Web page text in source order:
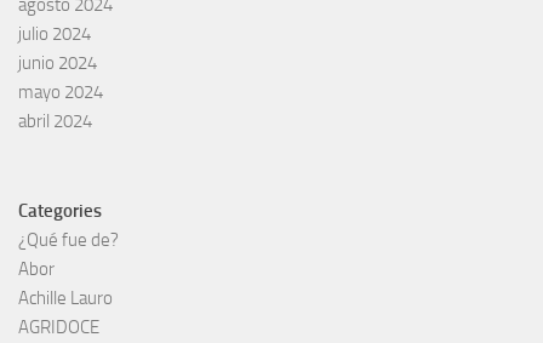
agosto 2024
julio 2024
junio 2024
mayo 2024
abril 2024
Categories
¿Qué fue de?
Abor
Achille Lauro
AGRIDOCE